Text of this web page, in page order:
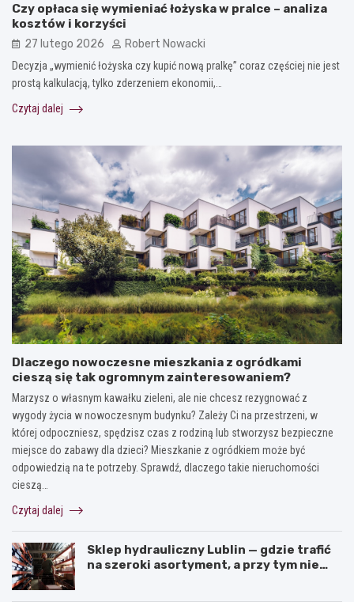
Czy opłaca się wymieniać łożyska w pralce – analiza
kosztów i korzyści
27 lutego 2026 Robert Nowacki
Decyzja „wymienić łożyska czy kupić nową pralkę” coraz częściej nie jest
prostą kalkulacją, tylko zderzeniem ekonomii,…
Czytaj dalej
Dlaczego nowoczesne mieszkania z ogródkami
cieszą się tak ogromnym zainteresowaniem?
Marzysz o własnym kawałku zieleni, ale nie chcesz rezygnować z
wygody życia w nowoczesnym budynku? Zależy Ci na przestrzeni, w
której odpoczniesz, spędzisz czas z rodziną lub stworzysz bezpieczne
miejsce do zabawy dla dzieci? Mieszkanie z ogródkiem może być
odpowiedzią na te potrzeby. Sprawdź, dlaczego takie nieruchomości
cieszą…
Czytaj dalej
Sklep hydrauliczny Lublin — gdzie trafić
na szeroki asortyment, a przy tym nie